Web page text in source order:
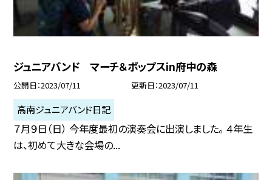
ジュニアバンド マーチ＆ポップスin府中の森
公開日 2023/07/11 更新日 2023/07/11
高南ジュニアバンド日記
７月９日（日） 今年度最初の演奏会に出演しました。 ４年生
は、初めて大きな会場の...